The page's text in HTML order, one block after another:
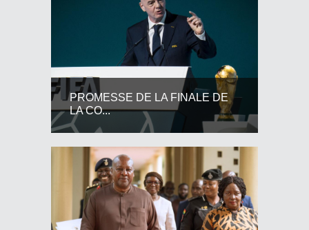
PROMESSE DE LA FINALE DE
LA CO...